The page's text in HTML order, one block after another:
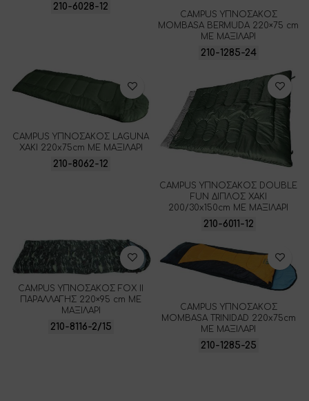
210-6028-12
CAMPUS ΥΠΝΟΣΑΚΟΣ
MOMBASA BERMUDA 220×75 cm
ΜΕ ΜΑΞΙΛΑΡΙ
210-1285-24
CAMPUS ΥΠΝΟΣΑΚΟΣ LAGUNA
ΧΑΚΙ 220x75cm ΜΕ ΜΑΞΙΛΑΡΙ
210-8062-12
CAMPUS ΥΠΝΟΣΑΚΟΣ DOUBLE
FUN ΔΙΠΛΟΣ ΧΑΚΙ
200/30x150cm ΜΕ ΜΑΞΙΛΑΡΙ
210-6011-12
CAMPUS ΥΠΝΟΣΑΚΟΣ FOX II
ΠΑΡΑΛΛΑΓΗΣ 220×95 cm ΜΕ
ΜΑΞΙΛΑΡΙ
210-8116-2/15
CAMPUS ΥΠΝΟΣΑΚΟΣ
MOMBASA TRINIDAD 220x75cm
ΜΕ ΜΑΞΙΛΑΡΙ
210-1285-25